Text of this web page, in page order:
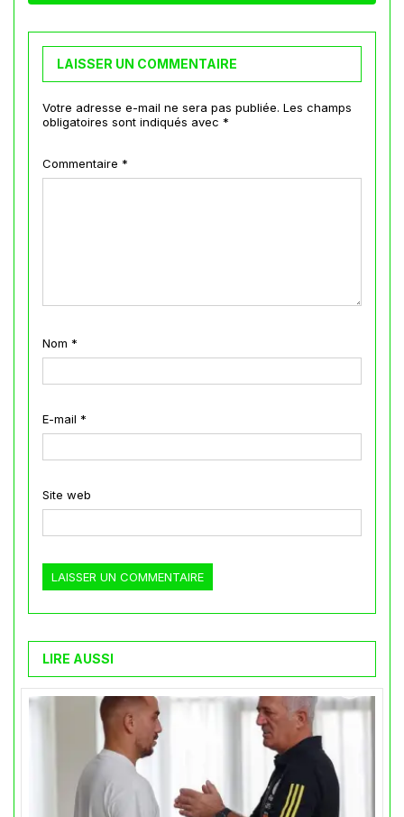
LAISSER UN COMMENTAIRE
Votre adresse e-mail ne sera pas publiée. Les champs
obligatoires sont indiqués avec *
Commentaire *
Nom *
E-mail *
Site web
LIRE AUSSI